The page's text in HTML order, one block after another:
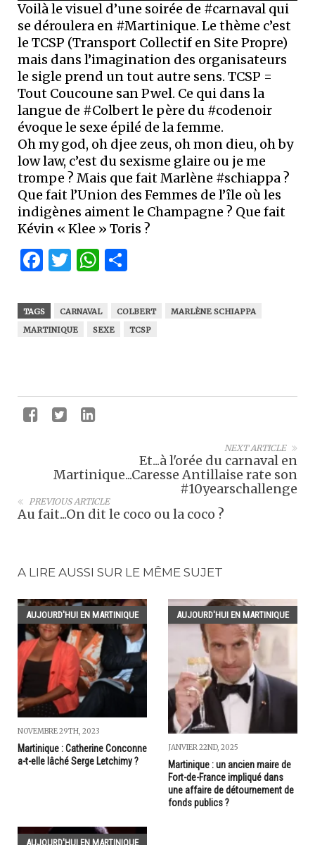
Voilà le visuel d’une soirée de #carnaval qui
se déroulera en #Martinique. Le thème c’est
le TCSP (Transport Collectif en Site Propre)
mais dans l’imagination des organisateurs
le sigle prend un tout autre sens. TCSP =
Tout Coucoune san Pwel. Ce qui dans la
langue de #Colbert le père du #codenoir
évoque le sexe épilé de la femme.
Oh my god, oh djee zeus, oh mon dieu, oh by
low law, c’est du sexisme glaire ou je me
trompe ? Mais que fait Marlène #schiappa ?
Que fait l’Union des Femmes de l’île où les
indigènes aiment le Champagne ? Que fait
Kévin « Klee » Toris ?
Facebook
Twitter
WhatsApp
TAGS CARNAVAL COLBERT
MARLÈNE SCHIAPPA
MARTINIQUE
SEXE TCSP
NEXT ARTICLE
Et...à l'orée du carnaval en
Martinique...Caresse Antillaise rate son
#10yearschallenge
PREVIOUS ARTICLE
Au fait...On dit le coco ou la coco ?
A LIRE AUSSI SUR LE MÊME SUJET
AUJOURD'HUI EN MARTINIQUE
NOVEMBRE 29TH, 2023
Martinique : Catherine Conconne
a-t-elle lâché Serge Letchimy ?
AUJOURD'HUI EN MARTINIQUE
JANVIER 22ND, 2025
Martinique : un ancien maire de
Fort-de-France impliqué dans
une affaire de détournement de
fonds publics ?
AUJOURD'HUI EN MARTINIQUE